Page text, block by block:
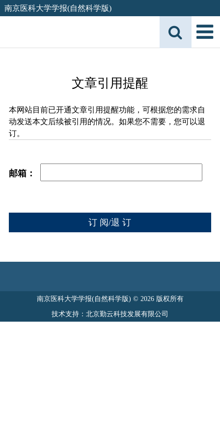
南京医科大学学报(自然科学版)
文章引用提醒
本网站目前已开通文章引用提醒功能，可根据您的需求自
动发送本文后续被引用的情况。如果您不需要，您可以退
订。
邮箱：
南京医科大学学报(自然科学版) © 2026 版权所有
技术支持：北京勤云科技发展有限公司